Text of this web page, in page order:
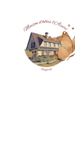
contenu